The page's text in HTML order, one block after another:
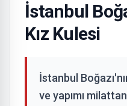
İstanbul
Kız Kulesi
İstanbul
ve yapımı